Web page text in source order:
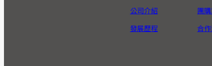
公司介紹
發展歷程
團
合